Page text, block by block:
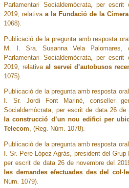
Parlamentari Socialdemòcrata, per
2019, relativa a la Fundacióde la
1068).
Publicació de la pregunta amb resposta
M. I. Sra. Susanna Vela Palomares,
Parlamentari Socialdemòcrata, per
2019, relativaal servei d’autobusos
1075).
Publicació de la pregunta amb resposta
I. Sr. Jordi Font Mariné, conseller
Socialdemòcrata, per escrit de data 26 de
la construcció d’un nou edifici per
Telecom, (Reg. Núm. 1078).
Publicació de la pregunta amb resposta
I. Sr. Pere López Agràs, president del
per escrit de data 26 de novembre del
les demandes efectuades des del
Núm. 1079).